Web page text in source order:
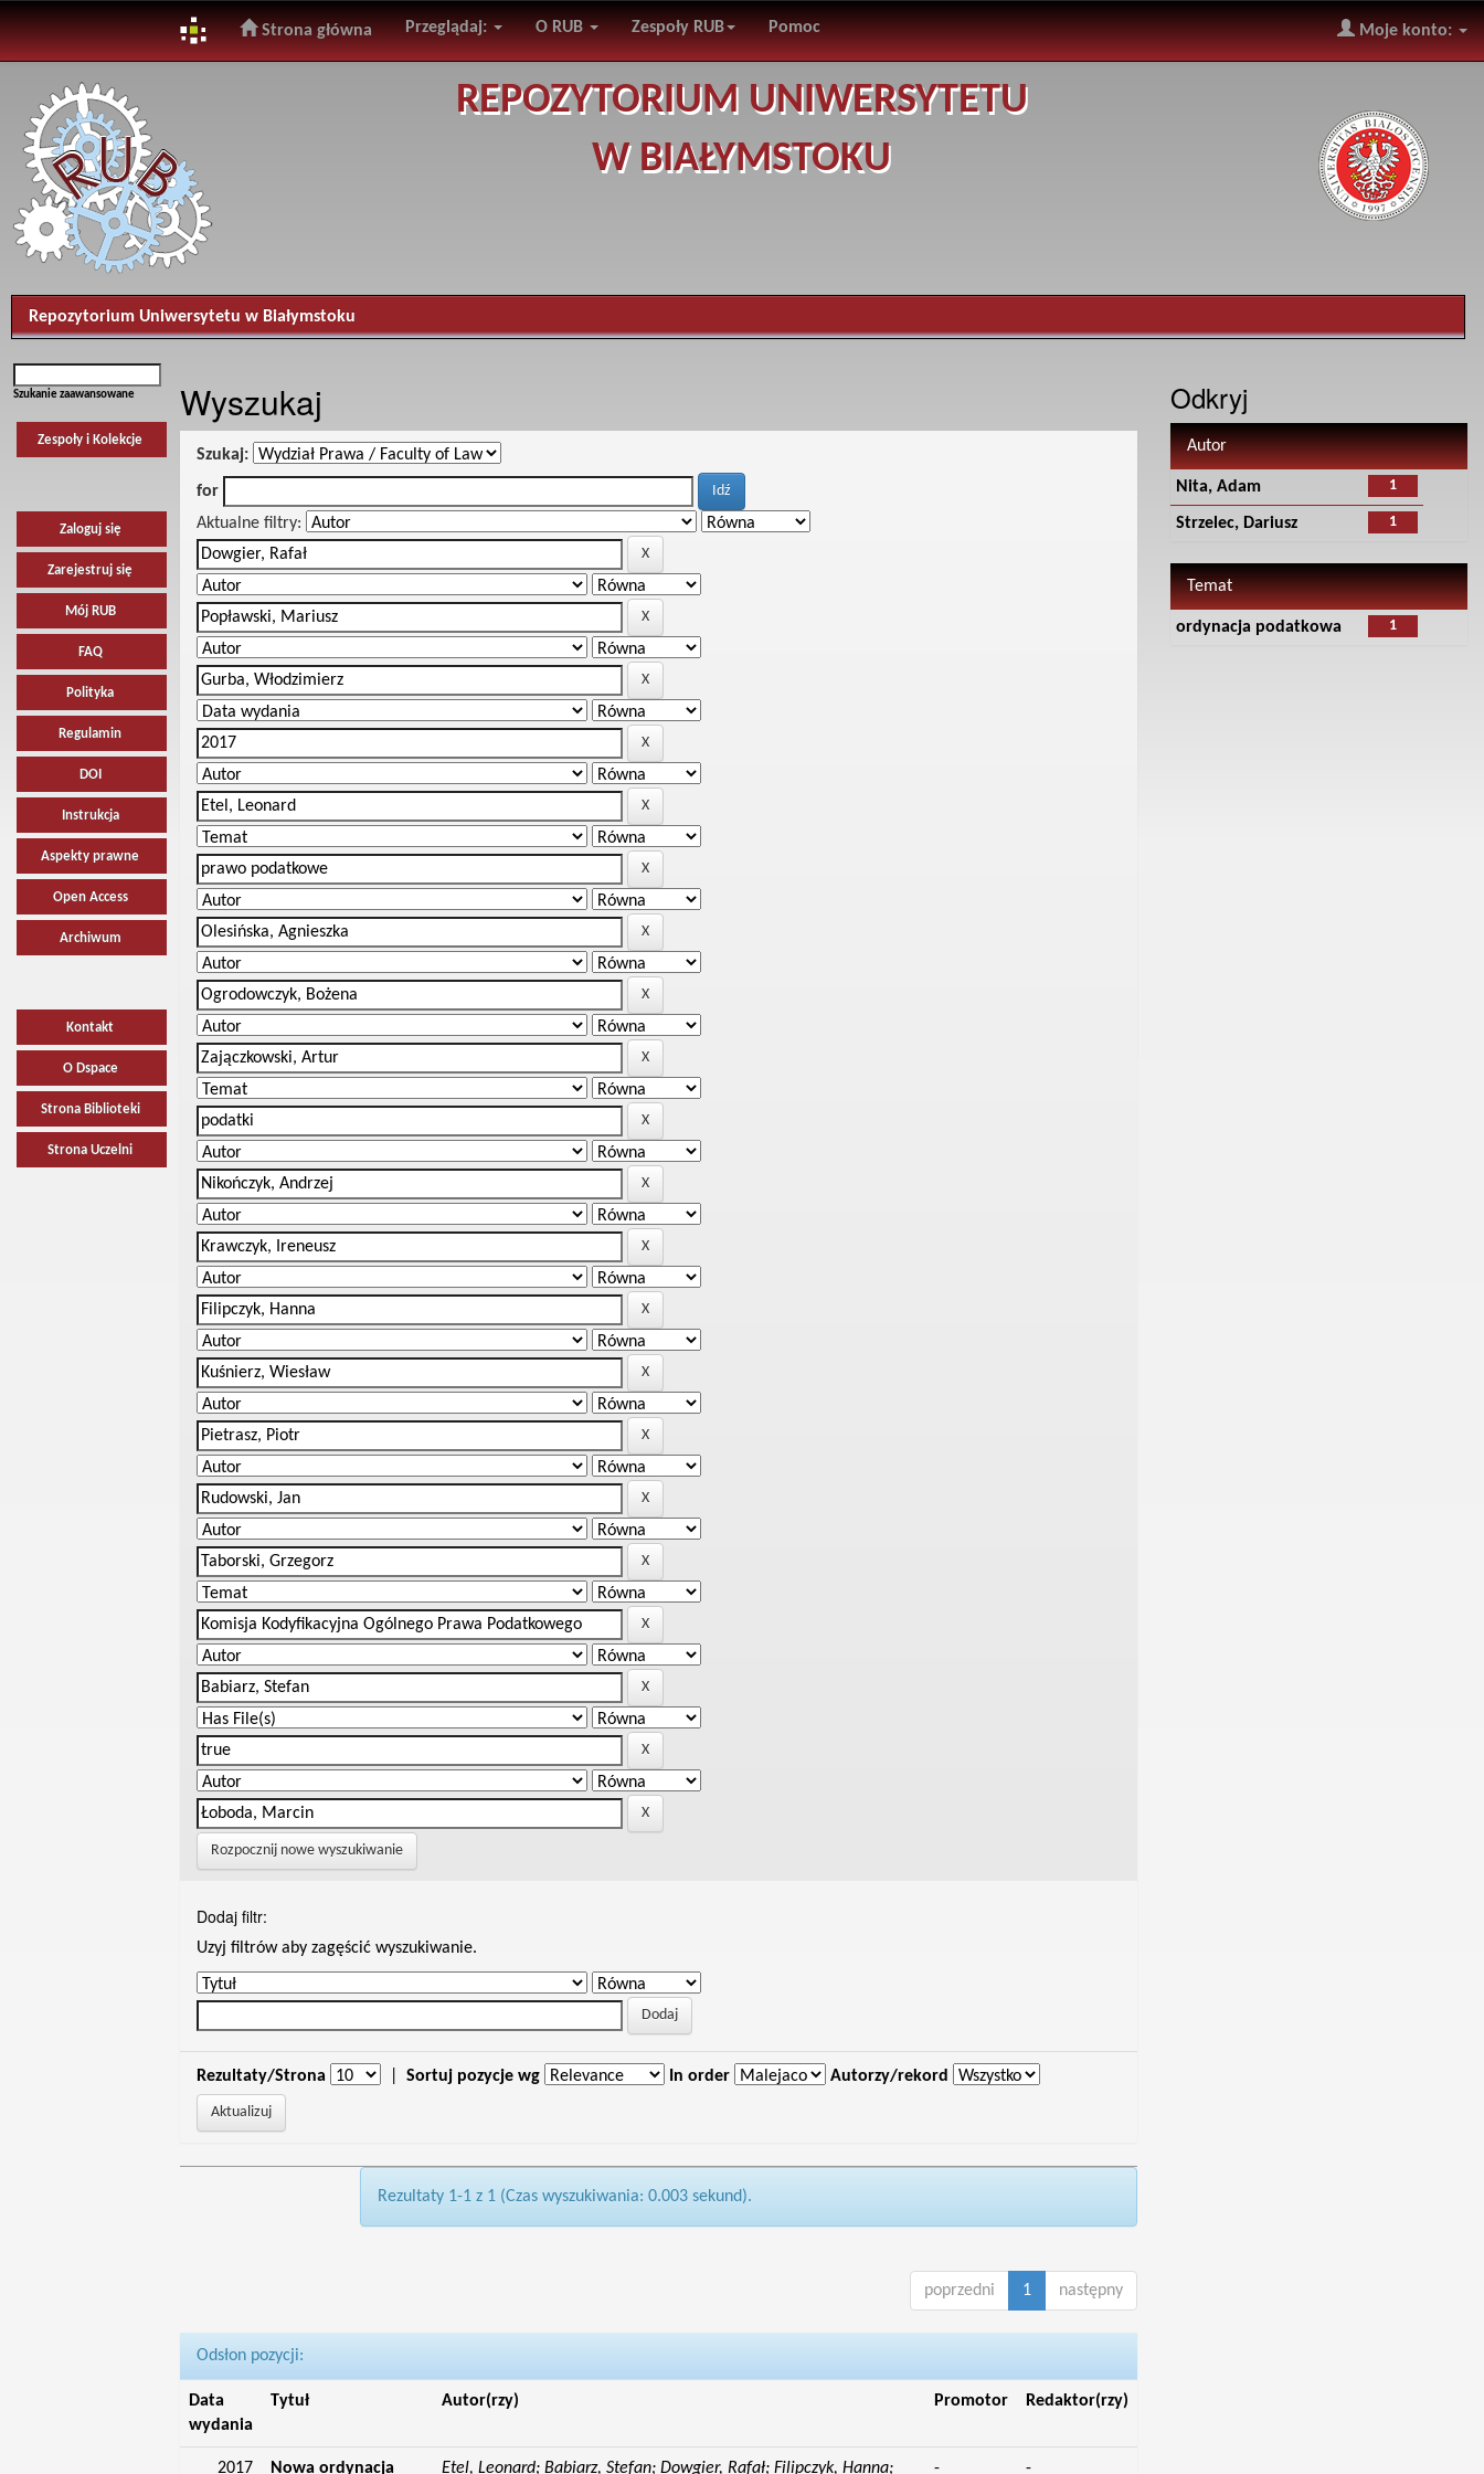
navigation
Strona główna Przeglądaj: O RUB Zespoły RUB Pomoc Moje konto:
REPOZYTORIUM UNIWERSYTETU
W BIAŁYMSTOKU
Repozytorium Uniwersytetu w Białymstoku
Szukanie zaawansowane
Zespoły i Kolekcje
Zaloguj się
Zarejestruj się
Mój RUB
FAQ
Polityka
Regulamin
DOI
Instrukcja
Aspekty prawne
Open Access
Archiwum
Kontakt
O Dspace
Strona Biblioteki
Strona Uczelni
Wyszukaj
Szukaj:
for
Aktualne filtry:
Rozpocznij nowe wyszukiwanie
Dodaj filtr:
Uzyj filtrów aby zagęścić wyszukiwanie.
Rezultaty/Strona Sortuj pozycje wg In order Autorzy/rekord
Rezultaty 1-1 z 1 (Czas wyszukiwania: 0.003 sekund).
poprzedni 1 następny
Odsłon pozycji:
Data
wydania
Tytuł Autor(rzy) Promotor Redaktor(rzy)
2017 Nowa ordynacja Etel, Leonard; Babiarz, Stefan; Dowgier, Rafał; Filipczyk, Hanna; - -
Odkryj
Autor
1
Nita, Adam
1
Strzelec, Dariusz
Temat
1
ordynacja podatkowa